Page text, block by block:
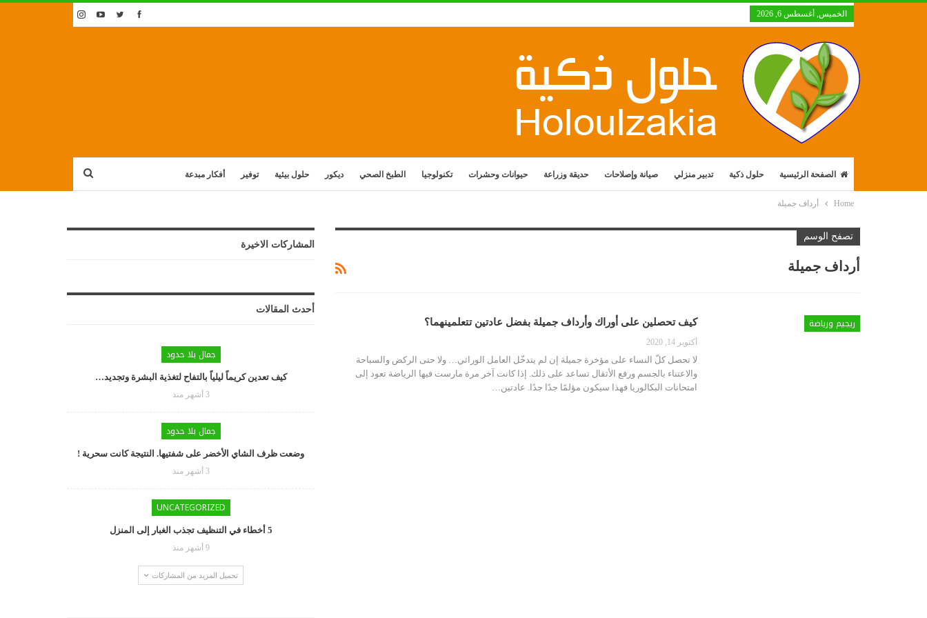
الخميس, أغسطس 6, 2026
الصفحة الرئيسية حلول ذكية تدبير منزلي صيانة وإصلاحات حديقة وزراعة حيوانات وحشرات تكنولوجيا الطبخ الصحي ديكور حلول بيئية توفير أفكار مبدعة
Home أرداف جميلة
تصفح الوسم
أرداف جميلة
ريجيم ورياضة كيف تحصلين على أوراك وأرداف جميلة بفضل عادتين تتعلمينهما؟
أكتوبر 14, 2020
لا تحصل كلّ النساء على مؤخرة جميلة إن لم يتدخّل العامل الوراثي… ولا حتى الركض والسباحة
والاعتناء بالجسم ورفع الأثقال تساعد على ذلك. إذا كانت آخر مرة مارست فيها الرياضة تعود إلى
امتحانات البكالوريا فهذا سيكون مؤلمًا جدًا جدًا. عادتين
المشاركات الاخيرة
أحدث المقالات
جمال بلا حدود
كيف تعدين كريماً ليلياً بالتفاح لتغذية البشرة وتجديد…
3 أشهر منذ
جمال بلا حدود
وضعت ظرف الشاي الأخضر على شفتيها. النتيجة كانت سحرية !
3 أشهر منذ
UNCATEGORIZED
5 أخطاء في التنظيف تجذب الغبار إلى المنزل
9 أشهر منذ
تحميل المزيد من المشاركات